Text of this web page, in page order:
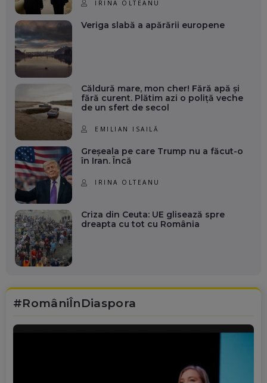
IRINA OLTEANU
Veriga slabă a apărării europene
Căldură mare, mon cher! Fără apă și
fără curent. Plătim azi o poliță veche
de un sfert de secol
EMILIAN ISAILĂ
Greșeala pe care Trump nu a făcut-o
în Iran. Încă
IRINA OLTEANU
Criza din Ceuta: UE glisează spre
dreapta cu tot cu România
#RomâniÎnDiaspora